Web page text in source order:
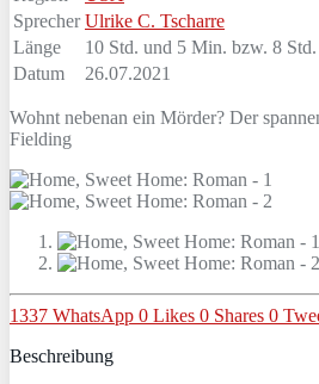
Sprecher Ulrike C. Tscharre
Länge
10 Std. und 5 Min. bzw. 8
Datum
26.07.2021
Wohnt nebenan ein Mörder? Der
Fielding
1337 WhatsApp 0 Likes 0 Shares 0
Beschreibung